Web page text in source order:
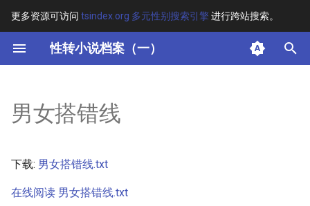
更多资源可访问 tsindex.org 多元性别搜索引擎进行跨站搜索。
性转小说档案（一）
键
开
搜
索
其他信息 [Processed Page
男女搭错线
下载: 男女搭错线.txt
在线阅读 男女搭错线.txt